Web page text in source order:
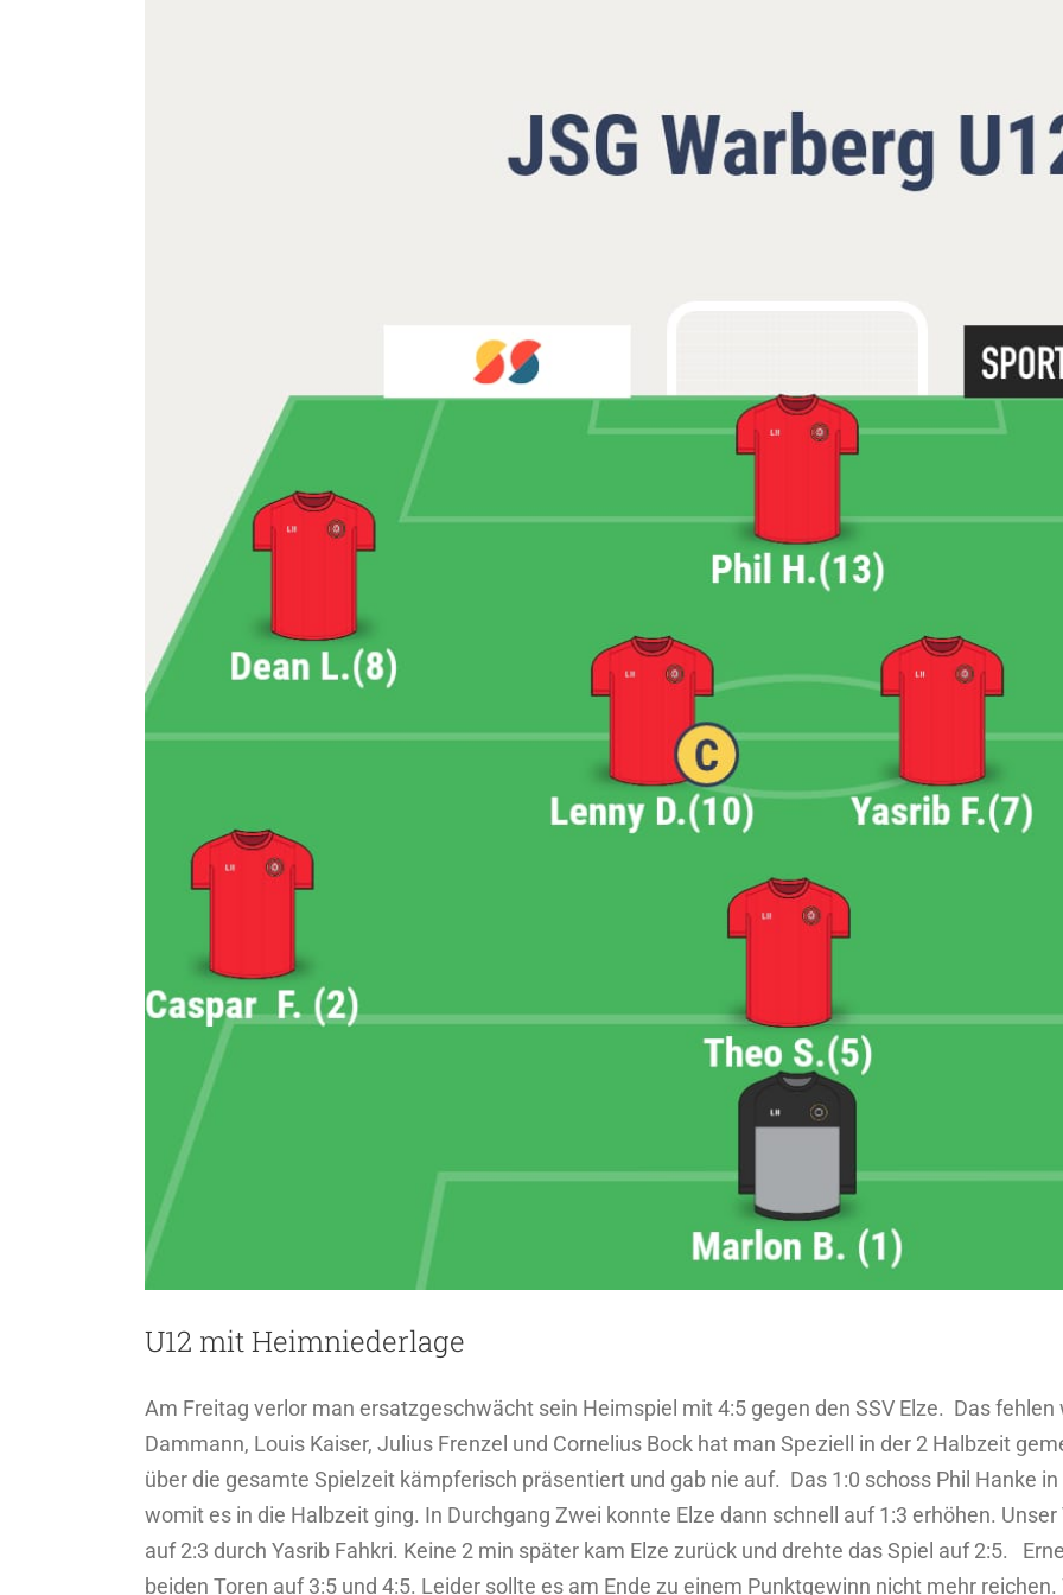
U12 mit Heimniederlage
Am Freitag verlor man ersatzgeschwächt sein Heimspiel mit 4:5 gegen den SSV Elze. Das
Dammann, Louis Kaiser, Julius Frenzel und Cornelius Bock hat man Speziell in der 2 Halbzeit
über die gesamte Spielzeit kämpferisch präsentiert und gab nie auf. Das 1:0 schoss Phil Hanke
womit es in die Halbzeit ging. In Durchgang Zwei konnte Elze dann schnell auf 1:3 erhöhen.
auf 2:3 durch Yasrib Fahkri. Keine 2 min später kam Elze zurück und drehte das Spiel auf 2:5.
beiden Toren auf 3:5 und 4:5. Leider sollte es am Ende zu einem Punktgewinn nicht mehr